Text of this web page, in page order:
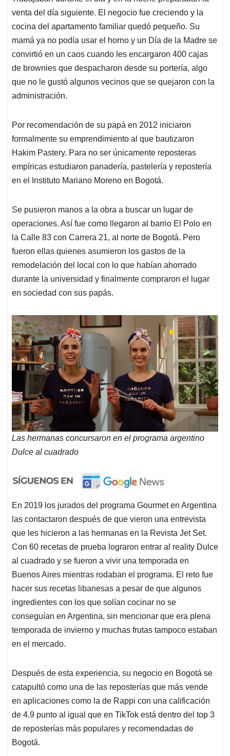
venta del día siguiente. El negocio fue creciendo y la
cocina del apartamento familiar quedó pequeño. Su
mamá ya no podía usar el horno y un Día de la Madre se
convirtió en un caos cuando les encargaron 400 cajas
de brownies que despacharon desde su portería, algo
que no le gustó algunos vecinos que se quejaron con la
administración.
Por recomendación de su papá en 2012 iniciaron
formalmente su emprendimiento al que bautizaron
Hakim Pastery. Para no ser únicamente reposteras
empíricas estudiaron panadería, pastelería y repostería
en el Instituto Mariano Moreno en Bogotá.
Se pusieron manos a la obra a buscar un lugar de
operaciones. Así fue como llegaron al barrio El Polo en
la Calle 83 con Carrera 21, al norte de Bogotá. Pero
fueron ellas quienes asumieron los gastos de la
remodelación del local con lo que habían ahorrado
durante la universidad y finalmente compraron el lugar
en sociedad con sus papás.
Las hermanas concursaron en el programa argentino
Dulce al cuadrado
En 2019 los jurados del programa Gourmet en Argentina
las contactaron después de que vieron una entrevista
que les hicieron a las hermanas en la Revista Jet Set.
Con 60 recetas de prueba lograron entrar al reality Dulce
al cuadrado y se fueron a vivir una temporada en
Buenos Aires mientras rodaban el programa. El reto fue
hacer sus recetas libanesas a pesar de que algunos
ingredientes con los que solían cocinar no se
conseguían en Argentina, sin mencionar que era plena
temporada de invierno y muchas frutas tampoco estaban
en el mercado.
Después de esta experiencia, su negocio en Bogotá se
catapultó como una de las reposterías que más vende
en aplicaciones como la de Rappi con una calificación
de 4.9 punto al igual que en TikTok está dentro del top 3
de reposterías más populares y recomendadas de
Bogotá.